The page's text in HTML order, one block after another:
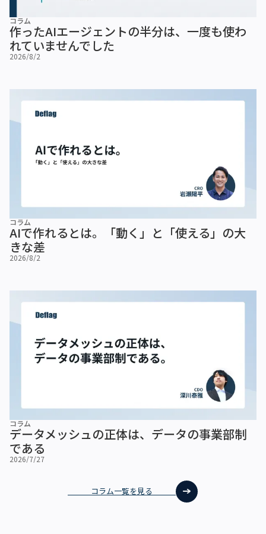
コラム
作ったAIエージェントの半分は、一度も使わ
れていませんでした
2026/8/2
コラム
AIで作れるとは。「動く」と「使える」の大
きな差
2026/8/2
コラム
データメッシュの正体は、データの事業部制
である
2026/7/27
コラム一覧を見る